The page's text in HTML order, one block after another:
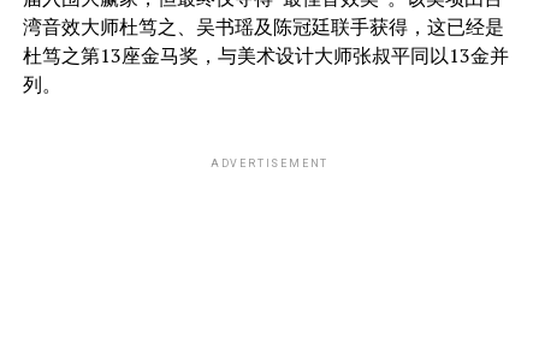
湾音效大师杜笃之、吴书瑶及陈冠廷联手获得，这已经是
杜笃之第13座金马奖，与美术设计大师张叔平同以13金并
列。
ADVERTISEMENT